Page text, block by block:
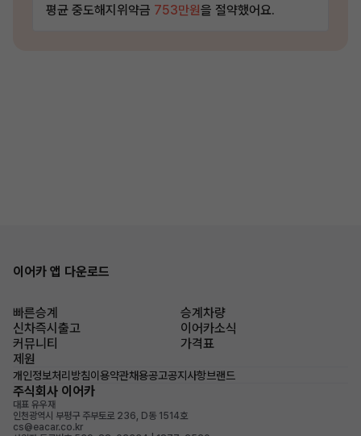
평균 중도해지위약금 753만원을 절약했어요.
이어카 앱 다운로드
빠른승계
승계차량
신차즉시출고
이어카소식
커뮤니티
가격표
제원
개인정보처리방침이용약관채용공고공지사항브랜드
주식회사 이어카
대표 유우재
인천광역시 부평구 주부토로 236, D동 1514호
cs@eacar.co.kr